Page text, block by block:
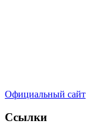
Официальный сайт
Ссылки